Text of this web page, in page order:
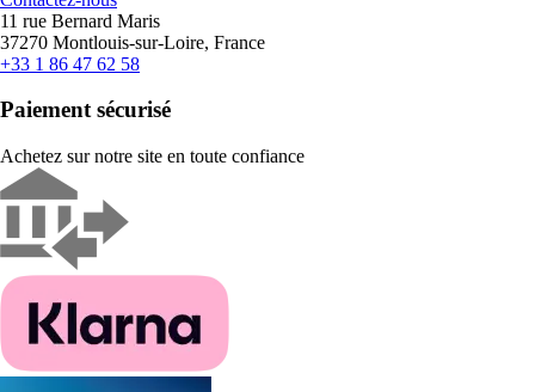
11 rue Bernard Maris
37270 Montlouis-sur-Loire, France
+33 1 86 47 62 58
Paiement sécurisé
Achetez sur notre site en toute confiance